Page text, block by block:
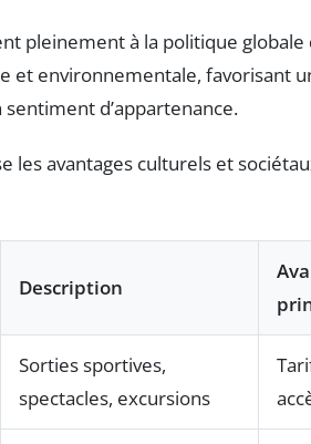
pleinement à la politique globale
et environnementale, favorisant
d’appartenance.
les avantages culturels et
Description
Sorties sportives,
spectacles, excursions